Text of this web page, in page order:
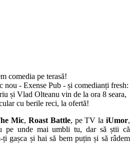
comedia pe terasă!
- Exense Pub - și comedianți fresh:
și Vlad Olteanu vin de la ora 8 seara,
cu berile reci, la ofertă!
Mic, Roast Battle, pe TV laiUmor,
pe unde mai umbli tu, dar să știi că
gașca și hai să bem puțin și să râdem